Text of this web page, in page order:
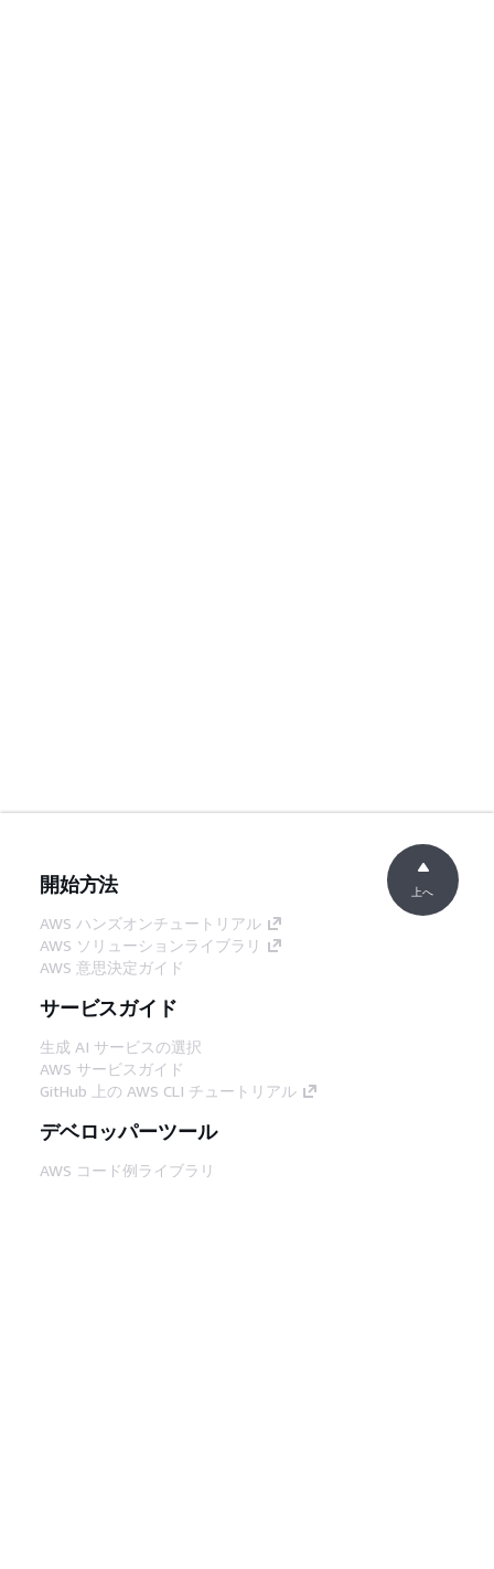
開始方法
AWS ハンズオンチュートリアル
AWS ソリューションライブラリ
AWS 意思決定ガイド
サービスガイド
生成 AI サービスの選択
AWS サービスガイド
GitHub 上の AWS CLI チュートリアル
デベロッパーツール
AWS コード例ライブラリ
上へ